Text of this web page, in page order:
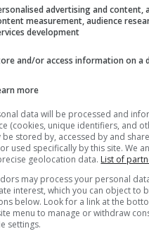
Mishi (Kasap)advertising and content,
measurement, audience
development
and/or access information on a
more
data will be processed and
(cookies, unique identifiers, and
be stored by, accessed by and
used specifically by this site. We
geolocation data. List of
may process your personal
interest, which you can object to
below. Look for a link at the
menu to manage or withdraw
settings.